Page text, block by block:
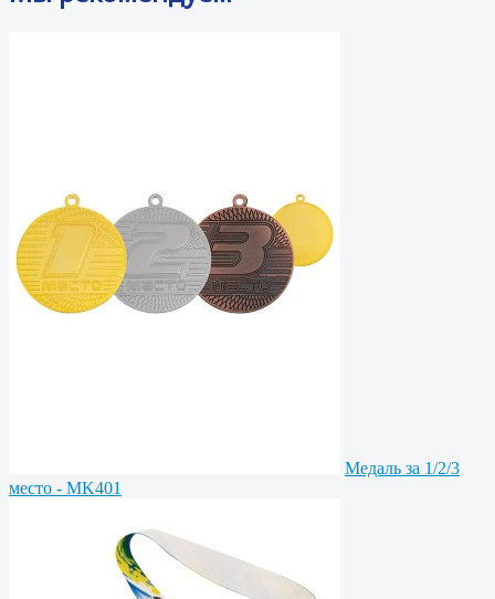
Медаль за 1/2/3
место - MK401